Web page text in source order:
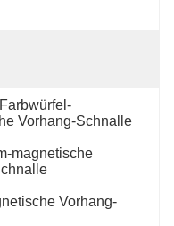
Vorhang-Schnalle
magnetische
Vorhang-